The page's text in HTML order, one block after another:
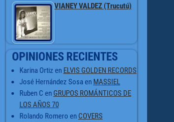
VIANEY VALDEZ (Trucutú)
OPINIONES RECIENTES
Karina Ortiz en ELVIS GOLDEN RECORDS
José Hernández Sosa en MASSIEL
Ruben C en GRUPOS ROMÁNTICOS DE
LOS AÑOS 70
Rolando Romero en COVERS